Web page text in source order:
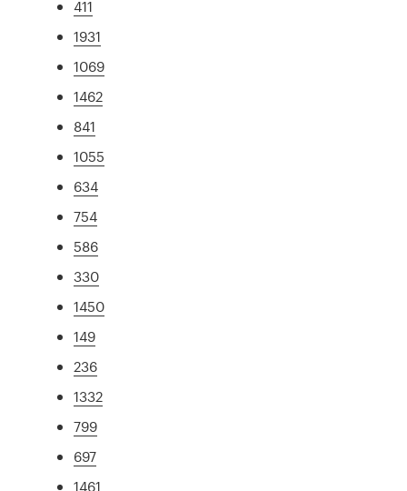
411
1931
1069
1462
841
1055
634
754
586
330
1450
149
236
1332
799
697
1461